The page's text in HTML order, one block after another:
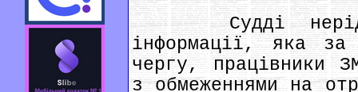
Судді нерідко
інформації, яка
чергу, працівники
з обмеженнями на